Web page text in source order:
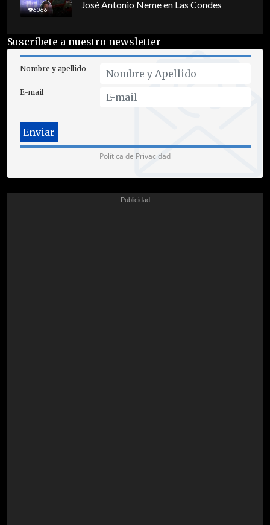
6066 José Antonio Neme en Las Condes
Suscríbete a nuestro newsletter
Nombre y apellido
E-mail
Política de Privacidad